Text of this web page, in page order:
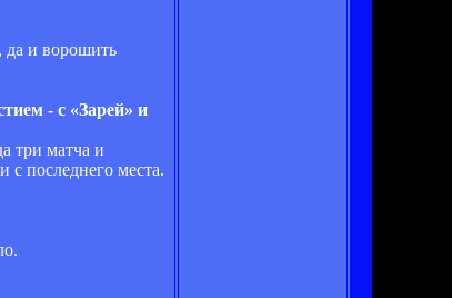
да и ворошить
- с «Зарей» и
три матча и
с последнего места.